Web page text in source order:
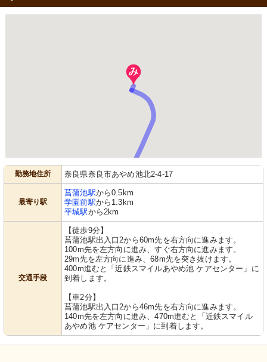
勤務地住所 奈良県奈良市あやめ池北2-4-17
最寄り駅
菖蒲池駅から0.5km
学園前駅から1.3km
平城駅から2km
交通手段
【徒歩9分】
菖蒲池駅出入口2から60m先を右方向に進みます。
100m先を左方向に進み、すぐ右方向に進みます。
29m先を左方向に進み、68m先を突き抜けます。
400m進むと「近鉄スマイルあやめ池 ケアセンター」に
到着します。
【車2分】
菖蒲池駅出入口2から46m先を右方向に進みます。
140m先を左方向に進み、470m進むと「近鉄スマイル
あやめ池 ケアセンター」に到着します。